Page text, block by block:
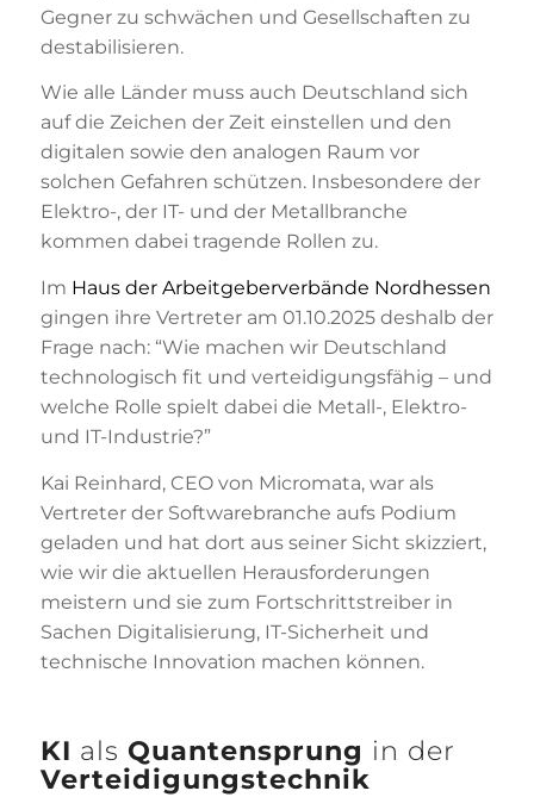
Gegner zu schwächen und Gesellschaften zu
destabilisieren.
Wie alle Länder muss auch Deutschland sich
auf die Zeichen der Zeit einstellen und den
digitalen sowie den analogen Raum vor
solchen Gefahren schützen. Insbesondere der
Elektro-, der IT- und der Metallbranche
kommen dabei tragende Rollen zu.
Im Haus der Arbeitgeberverbände Nordhessen
gingen ihre Vertreter am 01.10.2025 deshalb der
Frage nach: “Wie machen wir Deutschland
technologisch fit und verteidigungsfähig – und
welche Rolle spielt dabei die Metall-, Elektro-
und IT-Industrie?”
Kai Reinhard, CEO von Micromata, war als
Vertreter der Softwarebranche aufs Podium
geladen und hat dort aus seiner Sicht skizziert,
wie wir die aktuellen Herausforderungen
meistern und sie zum Fortschrittstreiber in
Sachen Digitalisierung, IT-Sicherheit und
technische Innovation machen können.
KI als Quantensprung in der
Verteidigungstechnik